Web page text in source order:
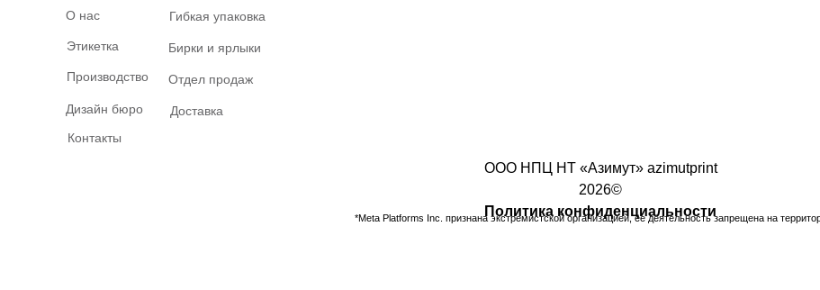
О нас
Этикетка
Производство
Дизайн бюро
Доставка
Контакты
ООО НПЦ НТ «Азимут» azimutprint
2026©
Политика конфиденциальности
Гибкая упаковка
Бирки и ярлыки
Отдел продаж
*Meta Platforms Inc. признана экстремистской организацией, ее деятельность запрещена на